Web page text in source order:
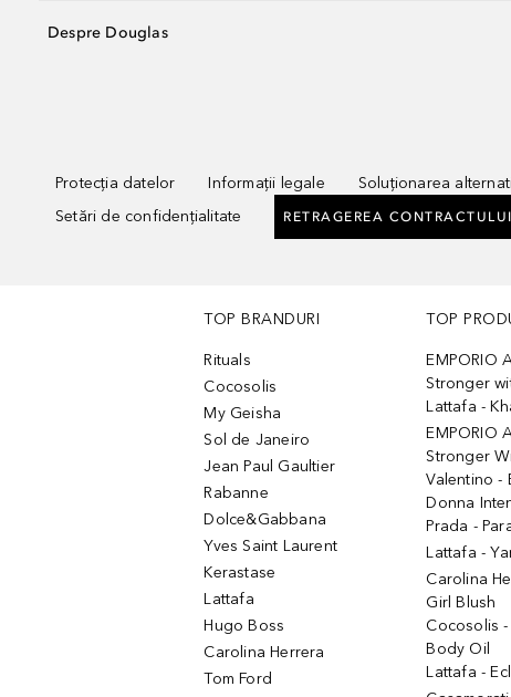
Despre Douglas
Protecția datelor Informații legale Soluționarea
Setări de confidențialitate
RETRAGEREA CONTRACTULUI
TOP BRANDURI
Rituals
Cocosolis
My Geisha
Sol de Janeiro
Jean Paul Gaultier
Rabanne
Dolce&Gabbana
Yves Saint Laurent
Kerastase
Lattafa
Hugo Boss
Carolina Herrera
Tom Ford
TOP
EMPORIO
Stronger
Lattafa -
EMPORIO
Stronger
Valentino -
Donna
Prada -
Lattafa -
Carolina
Girl Blush
Cocosolis
Body Oil
Lattafa -